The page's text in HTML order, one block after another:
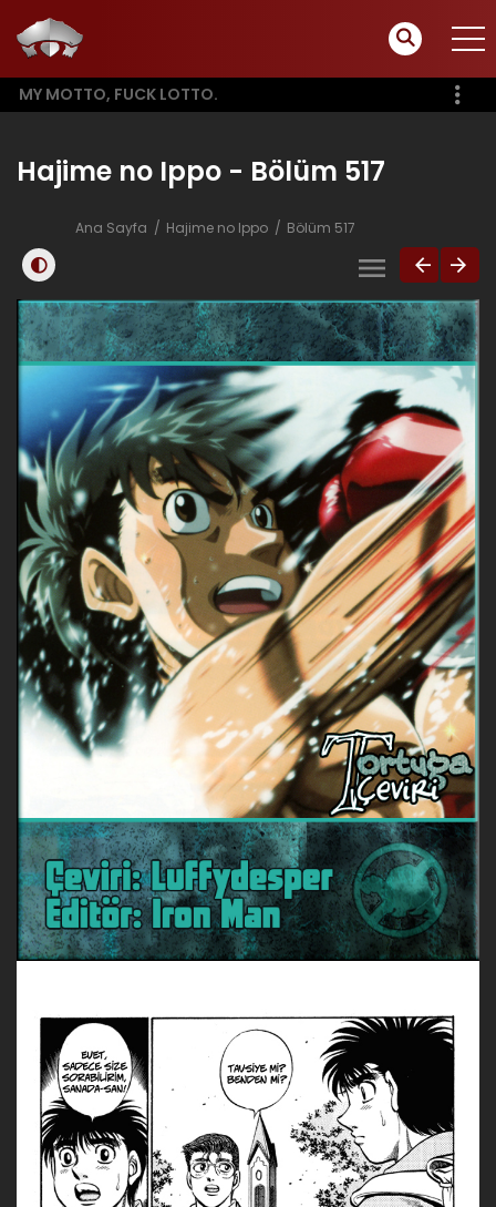
MY MOTTO, FUCK LOTTO.
Hajime no Ippo - Bölüm 517
Ana Sayfa Hajime no Ippo Bölüm 517